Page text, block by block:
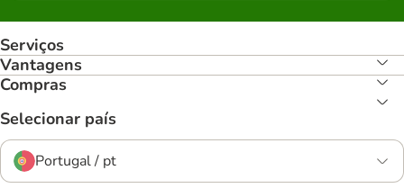
Serviços
Vantagens
Compras
Selecionar país
Portugal / pt